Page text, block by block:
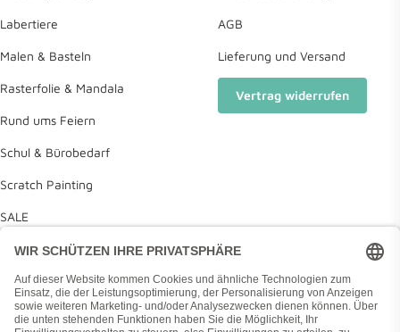
Labertiere
Malen & Basteln
Rasterfolie & Mandala
Rund ums Feiern
Schul & Bürobedarf
Scratch Painting
SALE
Deine Wunschliste
Diamond Painting Anleitung
AGB
Lieferung und Versand
Vertrag widerrufen